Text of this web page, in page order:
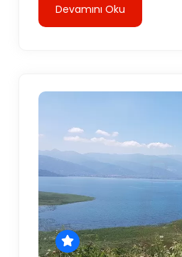
Devamını Oku